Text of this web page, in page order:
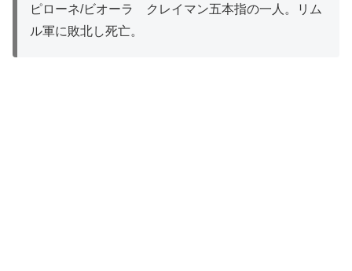
ピローネ/ビオーラ クレイマン五本指の一人。リム
ル軍に敗北し死亡。